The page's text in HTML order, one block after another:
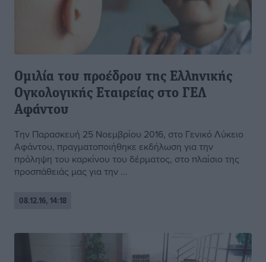
Ομιλία του προέδρου της Ελληνικής
Ογκολογικής Εταιρείας στο ΓΕΛ
Αφάντου
Την Παρασκευή 25 Νοεμβρίου 2016, στο Γενικό Λύκειο
Αφάντου, πραγματοποιήθηκε εκδήλωση για την
πρόληψη του καρκίνου του δέρματος, στο πλαίσιο της
προσπάθειάς μας για την ...
08.12.16, 14:18